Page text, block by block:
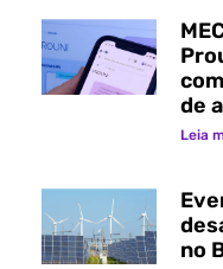
de
Leia
no